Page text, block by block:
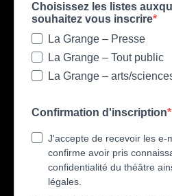
Choisissez les listes
souhaitez vous inscrire
La Grange – Presse
La Grange – Tout public
La Grange – arts/
Confirmation d'inscription
J'accepte de recevoir les e-
confirme avoir pris
confidentialité du théâtre
légales.